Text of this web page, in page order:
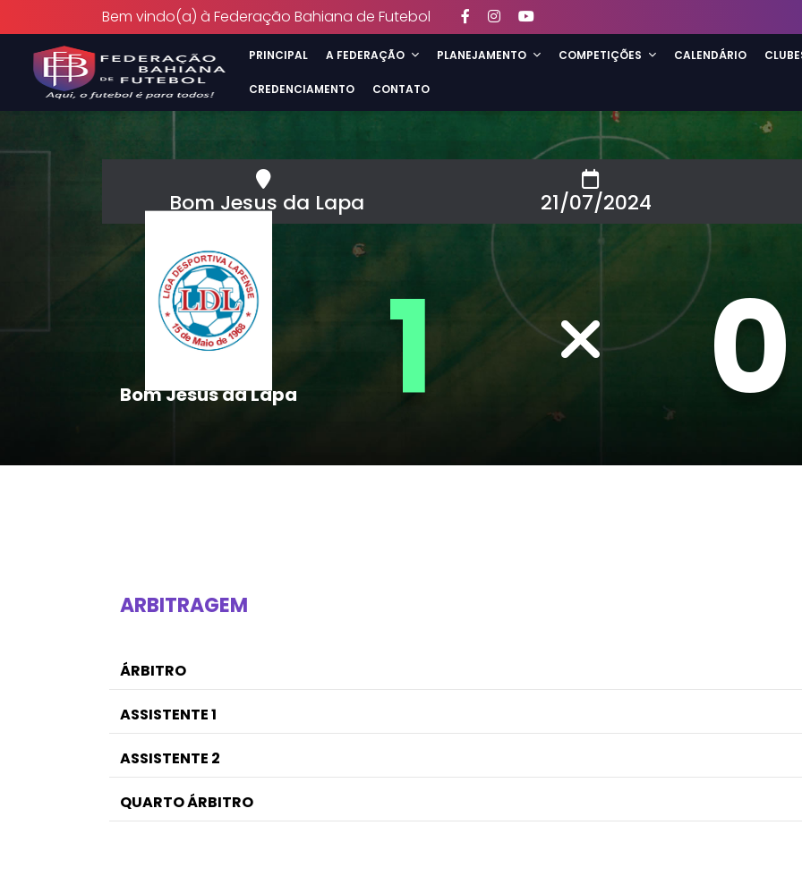
Bem vindo(a) à Federação Bahiana de Futebol
PRINCIPAL A FEDERAÇÃO PLANEJAMENTO COMPETIÇÕES CALENDÁRIO
CREDENCIAMENTO CONTATO
Bom Jesus da Lapa 21/07/2024
Bom Jesus da Lapa 1 0
ARBITRAGEM
ÁRBITRO
ASSISTENTE 1
ASSISTENTE 2
QUARTO ÁRBITRO